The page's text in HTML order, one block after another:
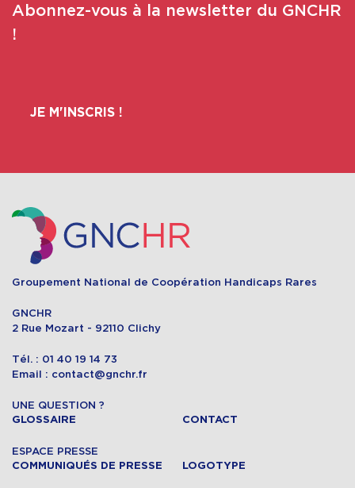
Abonnez-vous à la newsletter du GNCHR
!
JE M'INSCRIS !
Groupement National de Coopération Handicaps Rares
GNCHR
2 Rue Mozart - 92110 Clichy
Tél. : 01 40 19 14 73
Email : contact@gnchr.fr
UNE QUESTION ?
GLOSSAIRE CONTACT
ESPACE PRESSE
COMMUNIQUÉS DE PRESSE LOGOTYPE